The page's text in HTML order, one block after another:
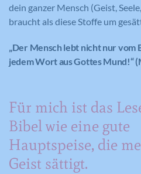
dein ganzer Mensch (Geist,
braucht als diese Stoffe um
„Der Mensch lebt nicht nur vom
jedem Wort aus Gottes Mund!“
Für mich ist das
Bibel wie eine gute
Hauptspeise, die
Geist sättigt.